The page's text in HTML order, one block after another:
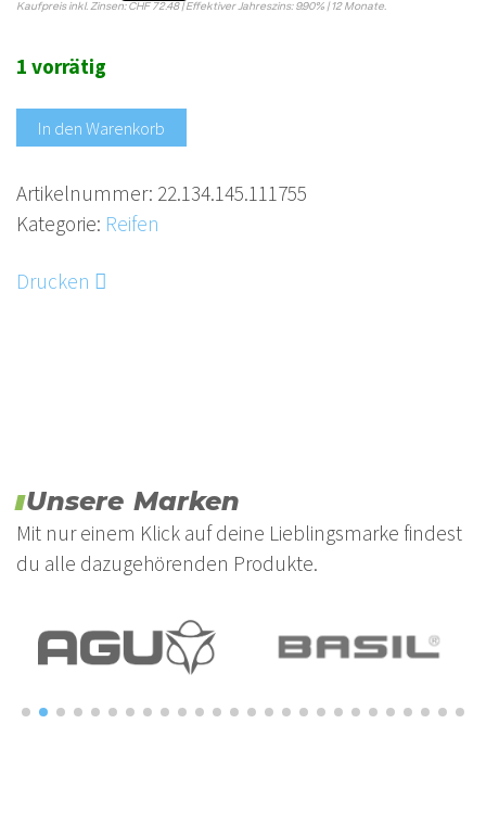
Kaufpreis inkl. Zinsen: CHF 72.48 | Effektiver Jahreszins: 9.90% | 12 Monate.
1 vorrätig
In den Warenkorb
Artikelnummer: 22.134.145.111755
Kategorie: Reifen
Drucken
Unsere Marken
Mit nur einem Klick auf deine Lieblingsmarke findest
du alle dazugehörenden Produkte.